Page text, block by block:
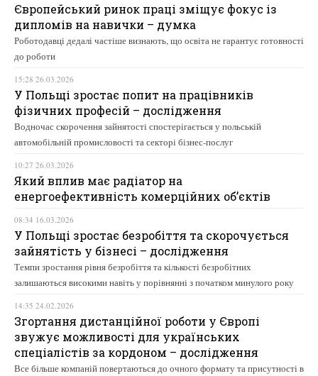
Європейський ринок праці зміщує фокус із
дипломів на навички – думка
Роботодавці дедалі частіше визнають, що освіта не гарантує готовності
до роботи
15:28 26.03.2026
У Польщі зростає попит на працівників
фізичних професій – дослідження
Водночас скорочення зайнятості спостерігається у польській
автомобільній промисловості та секторі бізнес-послуг
10:27 26.03.2026
Який вплив має радіатор на
енергоефективність комерційних об’єктів
08:34 16.03.2026
У Польщі зростає безробіття та скорочується
зайнятість у бізнесі – дослідження
Темпи зростання рівня безробіття та кількості безробітних
залишаються високими навіть у порівнянні з початком минулого року
14:35 24.02.2026
Згортання дистанційної роботи у Європі
звужує можливості для українських
спеціалістів за кордоном – дослідження
Все більше компаній повертаються до очного формату та присутності в